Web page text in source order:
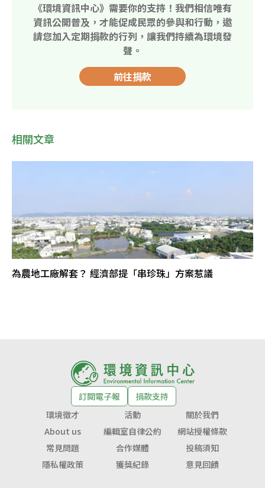
《環境資訊中心》需要你的支持！我們相信唯有
資訊公開普及，才能促成民眾的參與和行動，邀
請您加入定期捐款的行列，讓我們持續為環境發
聲。
前往捐款
相關文章
為農地工廠解套？ 經濟部提「串珍珠」方案惹議
訂閱電子報
捐款支持
環境徵才
活動
關於我們
About us
編輯室自律公約
網站授權條款
常見問題
合作媒體
投稿須知
隱私權政策
獲獎紀錄 意見回饋